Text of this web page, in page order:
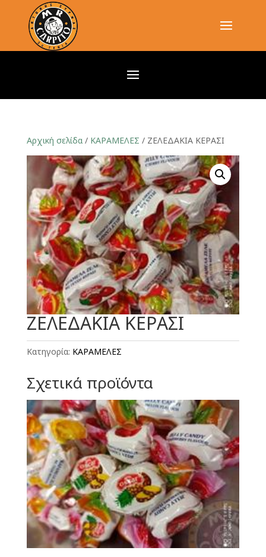
Αρχική σελίδα/ ΚΑΡΑΜΕΛΕΣ / ΖΕΛΕΔΑΚΙΑ ΚΕΡΑΣΙ
ΖΕΛΕΔΑΚΙΑ ΚΕΡΑΣΙ
Κατηγορία: ΚΑΡΑΜΕΛΕΣ
Σχετικά προϊόντα